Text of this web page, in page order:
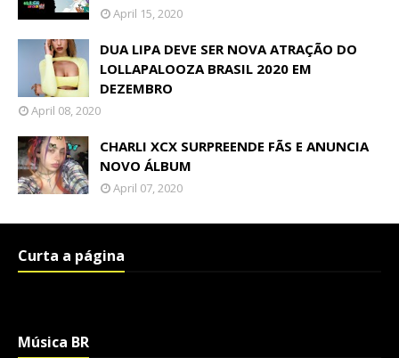
April 15, 2020
DUA LIPA DEVE SER NOVA ATRAÇÃO DO
LOLLAPALOOZA BRASIL 2020 EM
DEZEMBRO
April 08, 2020
CHARLI XCX SURPREENDE FÃS E ANUNCIA
NOVO ÁLBUM
April 07, 2020
Curta a página
Música BR